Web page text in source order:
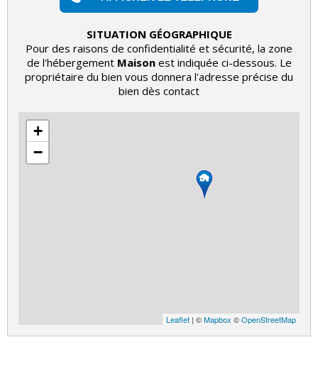
SITUATION GÉOGRAPHIQUE
Pour des raisons de confidentialité et sécurité, la zone
de l'hébergement Maisonest indiquée ci-dessous. Le
propriétaire du bien vous donnera l'adresse précise du
bien dès contact
+
−
Leaflet | ©Mapbox ©OpenStreetMap